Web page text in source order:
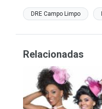
DRE Campo Limpo
Relacionadas